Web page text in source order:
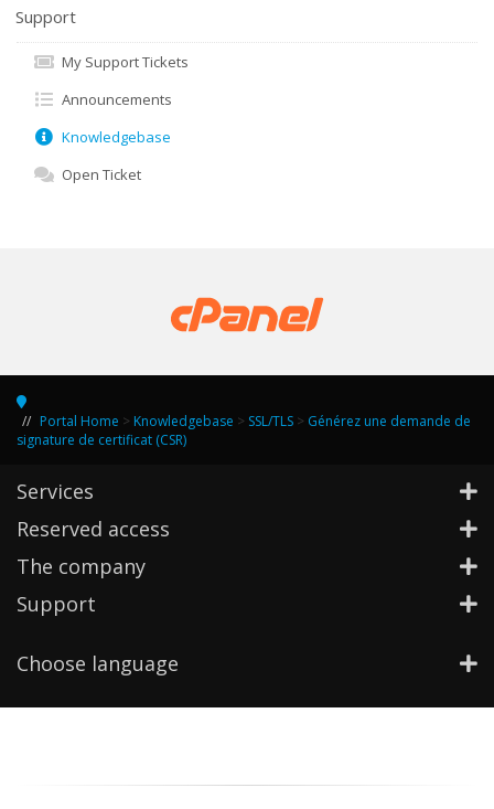
Support
My Support Tickets
Announcements
Knowledgebase
Open Ticket
Portal Home > Knowledgebase > SSL/TLS > Générez une demande de
signature de certificat (CSR)
Services
Reserved access
The company
Support
Choose language